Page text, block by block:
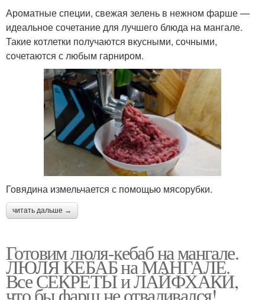
Ароматные специи, свежая зелень в нежном фарше —
идеальное сочетание для лучшего блюда на мангале.
Такие котлетки получаются вкусными, сочными,
сочетаются с любым гарниром.
Говядина измельчается с помощью мясорубки.
читать дальше →
Готовим люля-кебаб на мангале.
ЛЮЛЯ КЕБАБ на МАНГАЛЕ.
Все СЕКРЕТЫ и ЛАЙФХАКИ,